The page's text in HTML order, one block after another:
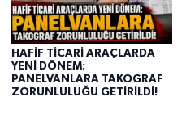
HAFİF TİCARİ ARAÇLARDA
YENİ DÖNEM:
PANELVANLARA TAKOGRAF
ZORUNLULUĞU GETİRİLDİ!